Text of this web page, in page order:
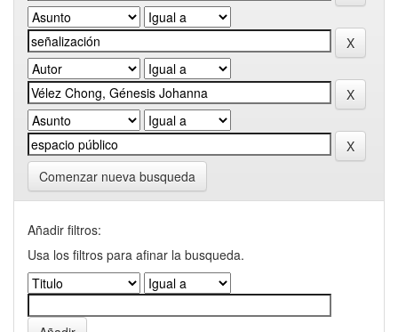
Comenzar nueva busqueda
Añadir filtros:
Usa los filtros para afinar la busqueda.